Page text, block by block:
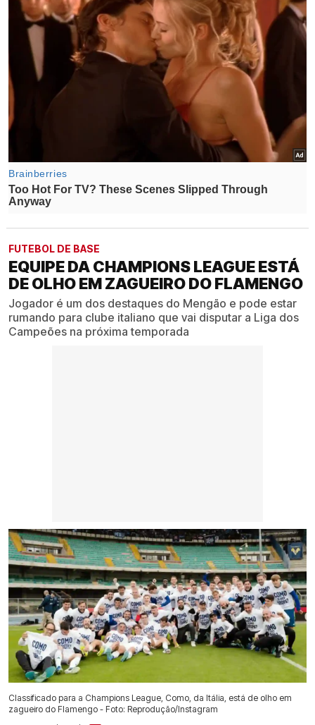
FUTEBOL DE BASE
EQUIPE DA CHAMPIONS LEAGUE ESTÁ
DE OLHO EM ZAGUEIRO DO FLAMENGO
Jogador é um dos destaques do Mengão e pode estar
rumando para clube italiano que vai disputar a Liga dos
Campeões na próxima temporada
Classificado para a Champions League, Como, da Itália, está de olho em
zagueiro do Flamengo - Foto: Reprodução/Instagram